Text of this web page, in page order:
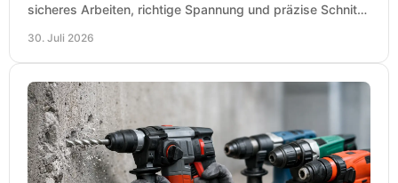
sicheres Arbeiten, richtige Spannung und präzise Schnitte
30. Juli 2026